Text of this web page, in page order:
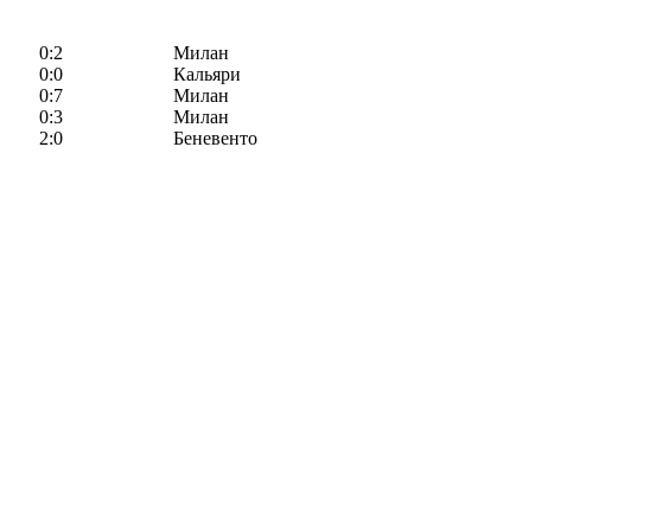
0:2
Милан
0:0
Кальяри
0:7
Милан
0:3
Милан
2:0
Беневенто